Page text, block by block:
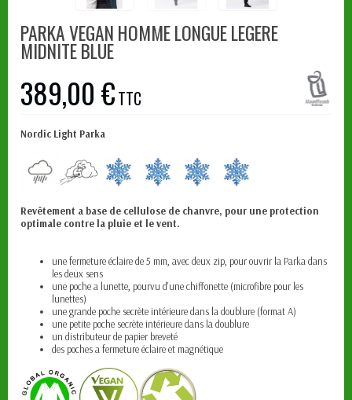
PARKA VEGAN HOMME LONGUE LEGERE
MIDNITE BLUE
389,00 €TTC
Nordic Light Parka
Revêtement a base de cellulose de chanvre, pour une protection
optimale contre la pluie et le vent.
une fermeture éclaire de 5 mm, avec deux zip, pour ouvrir la Parka dans
les deux sens
une poche a lunette, pourvu d'une chiffonette (microfibre pour les
lunettes)
une grande poche secrète intérieure dans la doublure (format A)
une petite poche secrète intérieure dans la doublure
un distributeur de papier breveté
des poches a fermeture éclaire et magnétique